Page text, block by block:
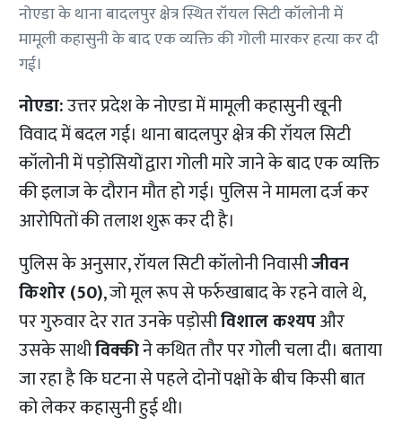
नोएडा के थाना बादलपुर क्षेत्र स्थित रॉयल सिटी कॉलोनी में
मामूली कहासुनी के बाद एक व्यक्ति की गोली मारकर हत्या कर दी
गई।
नोएडा:उत्तर प्रदेश के नोएडा में मामूली कहासुनी खूनी
विवाद में बदल गई। थाना बादलपुर क्षेत्र की रॉयल सिटी
कॉलोनी में पड़ोसियों द्वारा गोली मारे जाने के बाद एक व्यक्ति
की इलाज के दौरान मौत हो गई। पुलिस ने मामला दर्ज कर
आरोपितों की तलाश शुरू कर दी है।
पुलिस के अनुसार, रॉयल सिटी कॉलोनी निवासीजीवन
किशोर (50), जो मूल रूप से फर्रुखाबाद के रहने वाले थे,
पर गुरुवार देर रात उनके पड़ोसीविशाल कश्यपऔर
उसके साथीविक्कीने कथित तौर पर गोली चला दी। बताया
जा रहा है कि घटना से पहले दोनों पक्षों के बीच किसी बात
को लेकर कहासुनी हुई थी।